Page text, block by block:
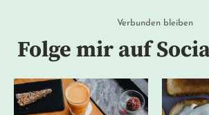
Verbunden bleiben
Folge mir auf